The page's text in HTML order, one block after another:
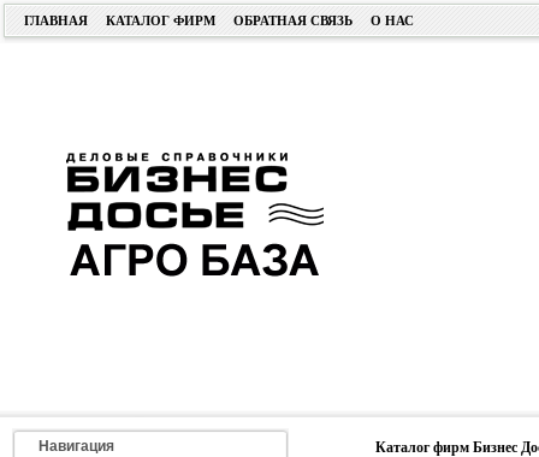
ГЛАВНАЯ КАТАЛОГ ФИРМ ОБРАТНАЯ СВЯЗЬ О НАС
Навигация
Каталог фирм Бизнес